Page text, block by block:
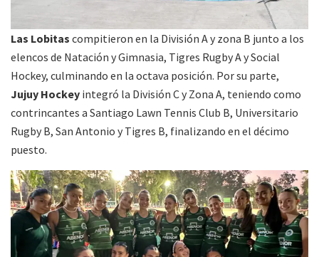
Las Lobitas compitieron en la División A y zona B junto a los
elencos de Natación y Gimnasia, Tigres Rugby A y Social
Hockey, culminando en la octava posición. Por su parte,
Jujuy Hockey integró la División C y Zona A, teniendo como
contrincantes a Santiago Lawn Tennis Club B, Universitario
Rugby B, San Antonio y Tigres B, finalizando en el décimo
puesto.